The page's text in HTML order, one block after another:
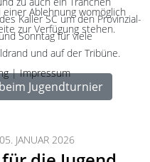
Kaller SC um den Provinzial-
Sonntag für viele
und auf der Tribüne.
Jugendturnier
05. JANUAR 2026
Ablehnung womöglich
zur Verfügung stehen.
|Impressum